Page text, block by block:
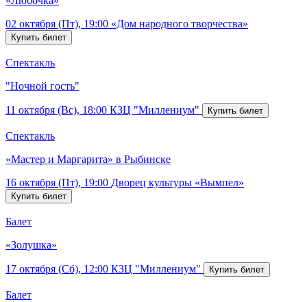
02 октября (Пт), 19:00 «Дом народного творчества»
Спектакль
"Ночной гость"
11 октября (Вс), 18:00 КЗЦ "Миллениум"
Спектакль
«Мастер и Маргарита» в Рыбинске
16 октября (Пт), 19:00 Дворец культуры «Вымпел»
Балет
«Золушка»
17 октября (Сб), 12:00 КЗЦ "Миллениум"
Балет